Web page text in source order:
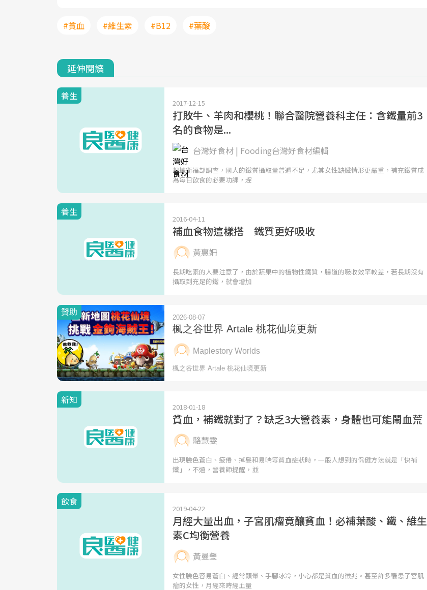
#貧血 #維生素 #B12 #葉酸
延伸閱讀
養生
2017-12-15
打敗牛、羊肉和櫻桃！聯合醫院營養科主任：含鐵量前3
名的食物是...
台灣好食材 | Fooding台灣好食材編輯
根據衛福部調查，國人的鐵質攝取量普遍不足，尤其女性缺鐵情形更嚴重，補充鐵質成
為每日飲食的必要功課，趕
養生
2016-04-11
補血食物這樣搭 鐵質更好吸收
黃惠姍
長期吃素的人要注意了，由於蔬果中的植物性鐵質，腸道的吸收效率較差，若長期沒有
攝取到充足的鐵，就會增加
新知
2018-01-18
貧血，補鐵就對了？缺乏3大營養素，身體也可能鬧血荒
駱慧雯
出現臉色蒼白、疲倦、掉髮和易喘等貧血症狀時，一般人想到的保健方法就是「快補
鐵」，不過，營養師提醒，並
飲食
2019-04-22
月經大量出血，子宮肌瘤竟釀貧血！必補葉酸、鐵、維生
素C均衡營養
黃曼瑩
女性臉色容易蒼白、經常頭暈、手腳冰冷，小心都是貧血的徵兆。甚至許多罹患子宮肌
瘤的女性，月經來時經血量